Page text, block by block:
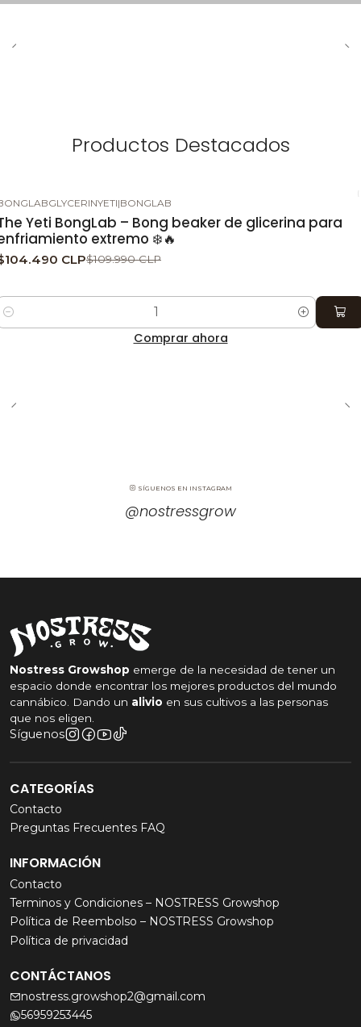
Productos Destacados
|BONGLAB
Yeti BongLab – Bong beaker de glicerina para
extremo ❄️🔥
CLP$109.990 CLP
Comprar ahora
SÍGUENOS EN INSTAGRAM
@nostressgrow
Nostress Growshop emerge de la necesidad de tener un
espacio donde encontrar los mejores productos del mundo
cannábico. Dando un alivio en sus cultivos a las personas
que nos eligen.
Síguenos
CATEGORÍAS
Contacto
Preguntas Frecuentes FAQ
INFORMACIÓN
Contacto
Terminos y Condiciones – NOSTRESS Growshop
Política de Reembolso – NOSTRESS Growshop
Política de privacidad
CONTÁCTANOS
nostress.growshop2@gmail.com
56959253445